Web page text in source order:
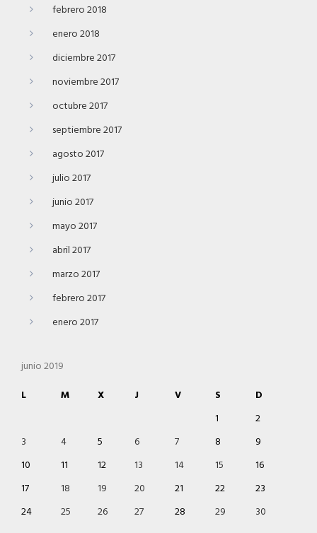
febrero 2018
enero 2018
diciembre 2017
noviembre 2017
octubre 2017
septiembre 2017
agosto 2017
julio 2017
junio 2017
mayo 2017
abril 2017
marzo 2017
febrero 2017
enero 2017
junio 2019
L
M X J V S
D
1
2
3
4 5 6 7 8
9
10
11 12 13 14 15
16
17
18 19 20 21 22
23
24
25 26 27 28 29 30